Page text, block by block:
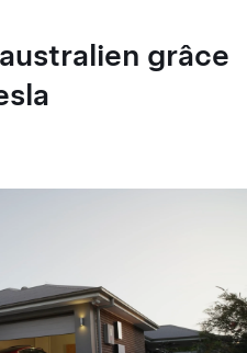
grâce